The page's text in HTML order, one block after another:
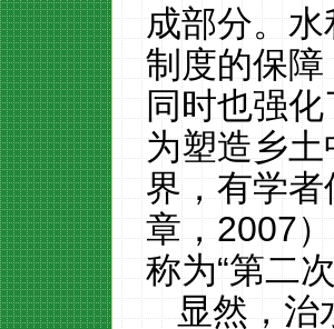
成部分。
制度的保
同时也强
为塑造乡
界，有学
章，2007
称为“第二
显然，治